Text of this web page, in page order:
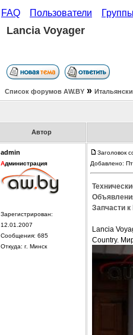
FAQ Пользователи
Lancia Voyager
Список форумов АW.BY »
Автор
admin
Администрация
Зарегистрирован:
12.01.2007
Сообщения: 685
Откуда: г. Минск
Заголовок
Добавлено:
Запчасти
Lancia
Country.